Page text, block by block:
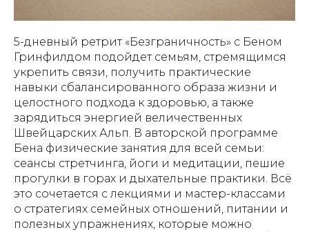
5-дневный ретрит «Безграничность» с Беном
Гринфилдом подойдет семьям, стремящимся
укрепить связи, получить практические
навыки сбалансированного образа жизни и
целостного подхода к здоровью, а также
зарядиться энергией величественных
Швейцарских Альп. В авторской программе
Бена физические занятия для всей семьи:
сеансы стретчинга, йоги и медитации, пешие
прогулки в горах и дыхательные практики. Всё
это сочетается с лекциями и мастер-классами
о стратегиях семейных отношений, питании и
полезных упражнениях, которые можно